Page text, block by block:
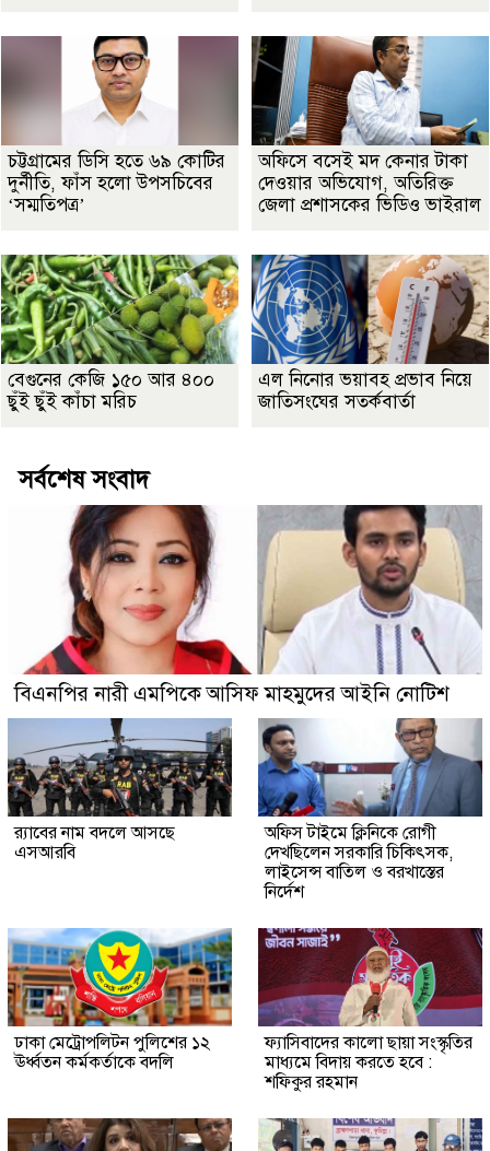
চট্টগ্রামের ডিসি হতে ৬৯ কোটির
দুর্নীতি, ফাঁস হলো উপসচিবের
‘সম্মতিপত্র’
অফিসে বসেই মদ কেনার টাকা
দেওয়ার অভিযোগ, অতিরিক্ত
জেলা প্রশাসকের ভিডিও ভাইরাল
বেগুনের কেজি ১৫০ আর ৪০০
ছুঁই ছুঁই কাঁচা মরিচ
এল নিনোর ভয়াবহ প্রভাব নিয়ে
জাতিসংঘের সতর্কবার্তা
সর্বশেষ সংবাদ
বিএনপির নারী এমপিকে আসিফ মাহমুদের আইনি নোটিশ
র‍্যাবের নাম বদলে আসছে
এসআরবি
অফিস টাইমে ক্লিনিকে রোগী
দেখছিলেন সরকারি চিকিৎসক,
লাইসেন্স বাতিল ও বরখাস্তের
নির্দেশ
ঢাকা মেট্রোপলিটন পুলিশের ১২
ঊর্ধ্বতন কর্মকর্তাকে বদলি
ফ্যাসিবাদের কালো ছায়া সংস্কৃতির
মাধ্যমে বিদায় করতে হবে :
শফিকুর রহমান